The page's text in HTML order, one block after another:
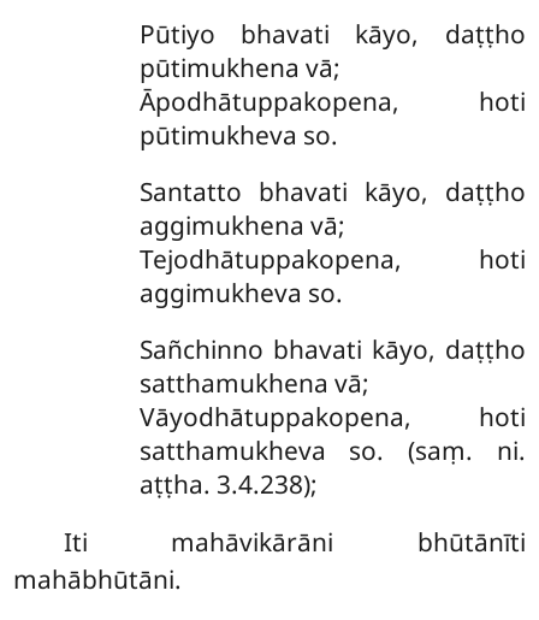
Pūtiyo bhavati kāyo, daṭṭho
pūtimukhena vā;
Āpodhātuppakopena, hoti
pūtimukheva so.
Santatto bhavati kāyo, daṭṭho
aggimukhena vā;
Tejodhātuppakopena, hoti
aggimukheva so.
Sañchinno bhavati kāyo, daṭṭho
satthamukhena vā;
Vāyodhātuppakopena, hoti
satthamukheva so. (saṃ. ni.
aṭṭha. 3.4.238);
Iti mahāvikārāni bhūtānīti
mahābhūtāni.